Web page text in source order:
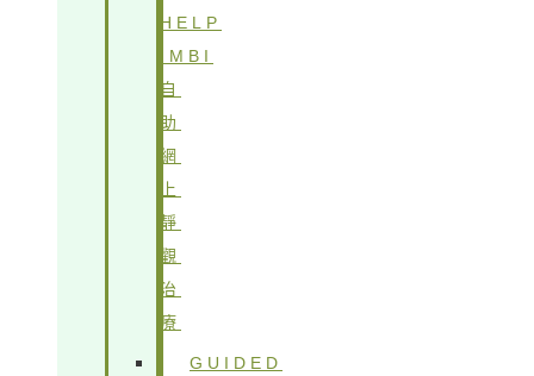
HELP
IMBI
自
助
網
上
靜
觀
治
療
GUIDED